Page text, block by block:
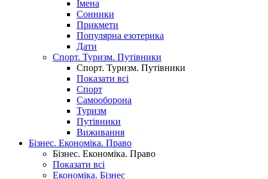
Імена
Сонники
Прикмети
Популярна езотерика
Дати
Спорт. Туризм. Путівники
Спорт. Туризм. Путівники
Показати всі
Спорт
Самооборона
Туризм
Путівники
Виживання
Бізнес. Економіка. Право
Бізнес. Економіка. Право
Показати всі
Економіка. Бізнес